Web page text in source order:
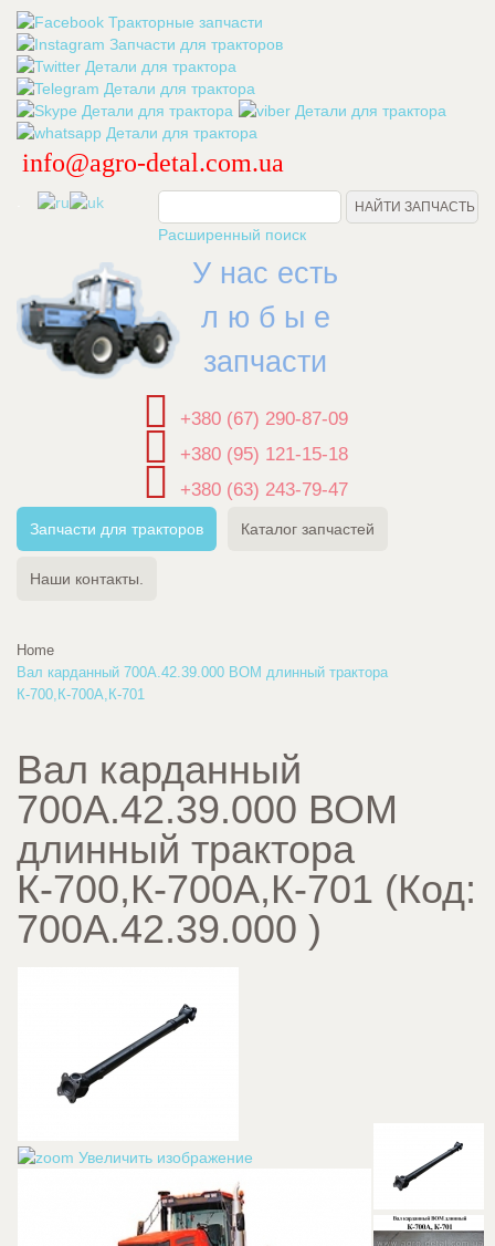
info@agro-detal.com.ua
Расширенный поиск
У нас есть
л ю б ы е
запчасти
+380 (67) 290-87-09
+380 (95) 121-15-18
+380 (63) 243-79-47
Запчасти для тракторов Каталог запчастей
Наши контакты.
Home
Вал карданный 700А.42.39.000 ВОМ длинный трактора
К-700,К-700А,К-701
Вал карданный
700А.42.39.000 ВОМ
длинный трактора
К-700,К-700А,К-701 (Код:
700А.42.39.000 )
Увеличить изображение